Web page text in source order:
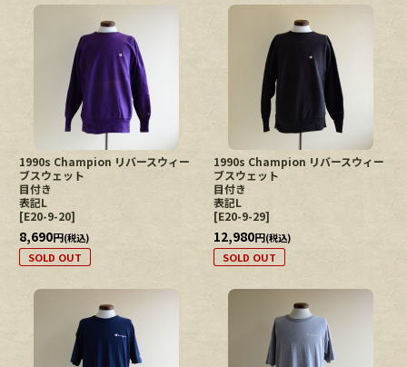
1990s Champion リバースウィー
ブスウェット
目付き
表記L
[E20-9-20]
8,690円(税込)
SOLD OUT
1990s Champion リバースウィー
ブスウェット
目付き
表記L
[E20-9-29]
12,980円(税込)
SOLD OUT